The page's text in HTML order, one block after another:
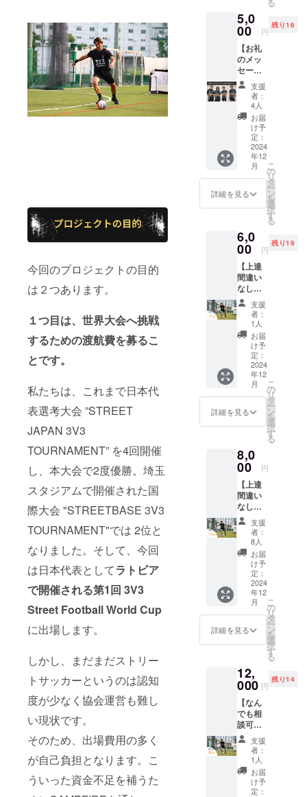
今回のプロジェクトの目的
は２つあります。
１つ目は、世界大会へ挑戦
するための渡航費を募るこ
とです。
私たちは、これまで日本代
表選考大会 ”STREET
JAPAN 3V3
TOURNAMENT” を4回開催
し、本大会で2度優勝。埼玉
スタジアムで開催された国
際大会 "STREETBASE 3V3
TOURNAMENT"では 2位と
なりました。そして、今回
は日本代表としてラトビア
で開催される第1回 3V3
Street Football World Cup
に出場します。
しかし、まだまだストリー
トサッカーというのは認知
度が少なく協会運営も難し
い現状です。
そのため、出場費用の多く
が自己負担となります。こ
ういった資金不足を補うた
とフット
ボールの魅
力を広める
ために尽力
していま
す。
37歳になる
現在「3V3
Football
World Cup」
に挑戦しま
す！！
トオー
ナーで
あるカ
トテク
からお
礼の
メッ
セージ
を送り
ます ※
シンプ
ルに応
援した
い方向
けのリ
ターン
です ※
お送り
する
セージ
は1つと
させて
いただ
きます
※上乗せ
支援大
歓迎で
す ※応
援コメ
ントも
励みに
なりま
す
る
5,0
00 円
残り16
【お礼
のメッ
セージ
＆活動
報告】
感謝の
気持ち
を込め
て、お
礼の
メッ
セージ
と大会
結果な
ども含
を3分く
らいの
映像に
まとめ
てURL
をメー
ルにて
お送り
しま
す。 ＜
内容＞
・プロ
ジェク
トオー
ナーで
あるカ
トテク
セージ
・映像
動報告
（約３
分） ※
シンプ
ルに応
援した
い方向
けのリ
ターン
です ※
複数支
援の場
合は、
お送り
は1つと
させて
いただ
きます
※上乗せ
支援大
歓迎で
す ※応
援コメ
ントも
励みに
支援
者：
4人
お届
け予
定：
2024
年12
月
詳細を見る
こ
の
リ
タ
ー
ン
を
選
択
す
る
6,0
00 円
残り19
【上達
間違い
なし！
特別メ
ニュー
５選の
提供】
「足技
マス
ター」
として
活動し
ている
カトテ
クオリ
ブルメ
ニュー
５選を
送りま
す。初
心者の
人から
経験者
の人ま
で幅広
いサッ
カーを
プレイ
する人
にオス
スメで
す！ ＜
オリジ
ナルド
メ
ニュー
５選 └
メ
ニュー1
つあた
り１分
半〜２
分半と
支援
者：
1人
お届
け予
定：
2024
年12
月
詳細を見る
こ
の
リ
タ
ー
ン
を
選
択
す
る
8,0
00 円
【上達
間違い
なし！
特別メ
ニュー
１０選
の提
供】
「足技
マス
ター」
として
活動し
ている
カトテ
のドリ
ブルメ
ニュー
１０選
を送り
ます。
初心者
の人か
ら経験
者の人
まで幅
広い
支援
者：
8人
お届
け予
定：
2024
年12
月
詳細を見る
こ
の
リ
タ
ー
ン
を
選
択
す
る
12,
000 円
残り14
【なん
でも相
談可
能！！
個別相
談実
施！】
「足技
マス
支援
者：
1人
お届
け予
定：